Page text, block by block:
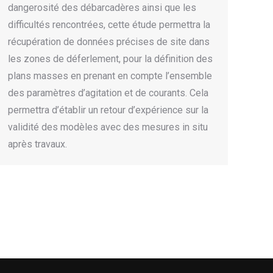
dangerosité des débarcadères ainsi que les
difficultés rencontrées, cette étude permettra la
récupération de données précises de site dans
les zones de déferlement, pour la définition des
plans masses en prenant en compte l’ensemble
des paramètres d’agitation et de courants. Cela
permettra d’établir un retour d’expérience sur la
validité des modèles avec des mesures in situ
après travaux.